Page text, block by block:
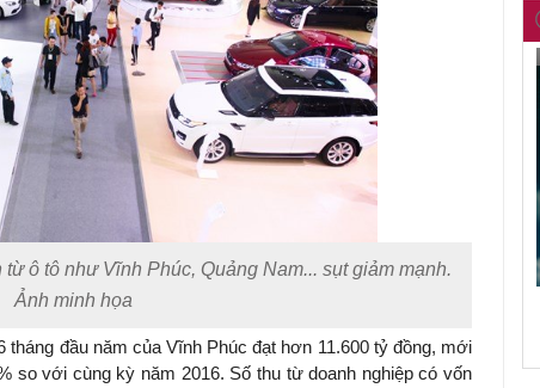
ô tô như Vĩnh Phúc, Quảng Nam... sụt giảm mạnh.
Ảnh minh họa
tháng đầu năm của Vĩnh Phúc đạt hơn 11.600 tỷ đồng, mới
so với cùng kỳ năm 2016. Số thu từ doanh nghiệp có vốn